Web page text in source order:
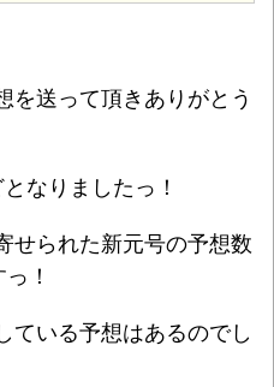
を送って頂きありがとう
なりましたっ！
せられた新元号の予想数
！
ている予想はあるのでし